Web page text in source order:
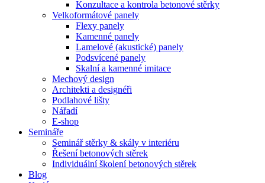
Konzultace a kontrola betonové stěrky
Velkoformátové panely
Flexy panely
Kamenné panely
Lamelové (akustické) panely
Podsvícené panely
Skalní a kamenné imitace
Mechový design
Architekti a designéři
Podlahové lišty
Nářadí
E-shop
Semináře
Seminář stěrky & skály v interiéru
Řešení betonových stěrek
Individuální školení betonových stěrek
Blog